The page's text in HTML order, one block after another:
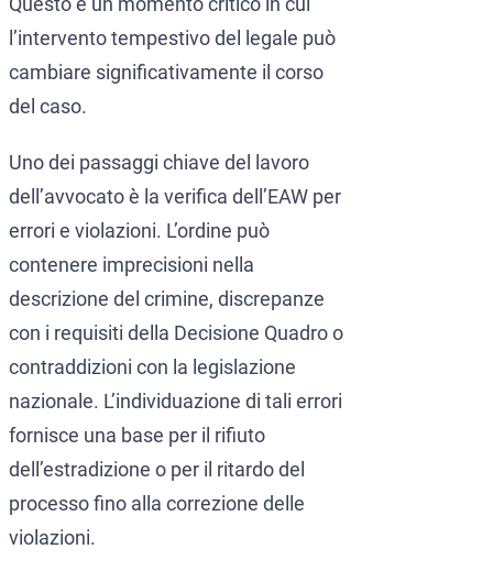
l’intervento tempestivo del legale può
cambiare significativamente il corso
del caso.
Uno dei passaggi chiave del lavoro
dell’avvocato è la verifica dell’EAW per
errori e violazioni. L’ordine può
contenere imprecisioni nella
descrizione del crimine, discrepanze
con i requisiti della Decisione Quadro o
contraddizioni con la legislazione
nazionale. L’individuazione di tali errori
fornisce una base per il rifiuto
dell’estradizione o per il ritardo del
processo fino alla correzione delle
violazioni.